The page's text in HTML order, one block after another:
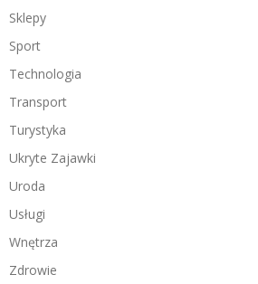
Sklepy
Sport
Technologia
Transport
Turystyka
Ukryte Zajawki
Uroda
Usługi
Wnętrza
Zdrowie